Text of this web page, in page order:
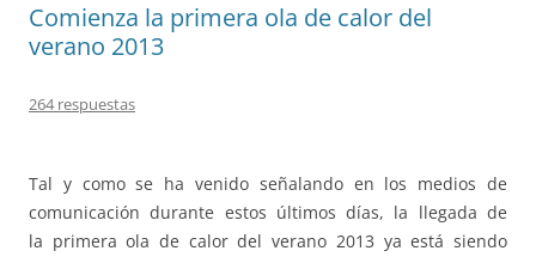
Comienza la primera ola de calor del
verano 2013
264 respuestas
Tal y como se ha venido señalando en los medios de
comunicación durante estos últimos días, la llegada de
la primera ola de calor del verano 2013 ya está siendo